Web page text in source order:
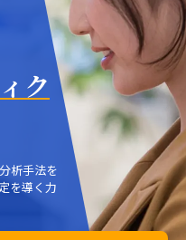
ク
析手法を
を導く力